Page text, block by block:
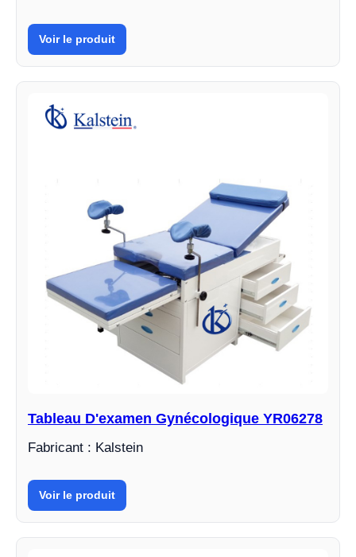
Voir le produit
Tableau D'examen Gynécologique YR06278
Fabricant : Kalstein
Voir le produit